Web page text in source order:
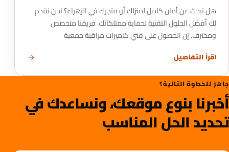
هل تبحث عن أمان كامل لمنزلك أو متجرك في الزهراء؟ نحن نقدم
لك أفضل الحلول التقنية لحماية ممتلكاتك. فريقنا متخصص
ومحترف. إن الحصول على فني كاميرات مراقبة جمعية
اقرأ التفاصيل
جاهز للخطوة التالية؟
أخبرنا بنوع موقعك، ونساعدك في
تحديد الحل المناسب